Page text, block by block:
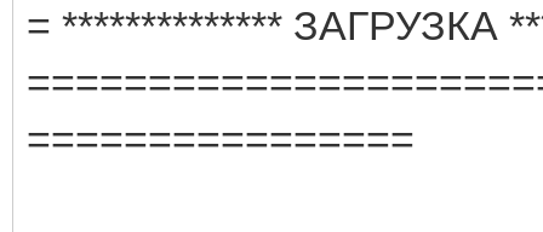
= ************** ЗАГРУЗКА
================